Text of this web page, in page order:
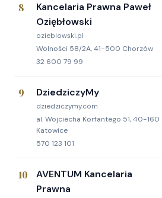
8
Kancelaria Prawna Paweł
Oziębłowski
ozieblowski.pl
Wolności 58/2A, 41-500 Chorzów
32 600 79 99
9 DziedziczyMy
dziedziczymy.com
al. Wojciecha Korfantego 51, 40-160
Katowice
570 123 101
10
AVENTUM Kancelaria
Prawna